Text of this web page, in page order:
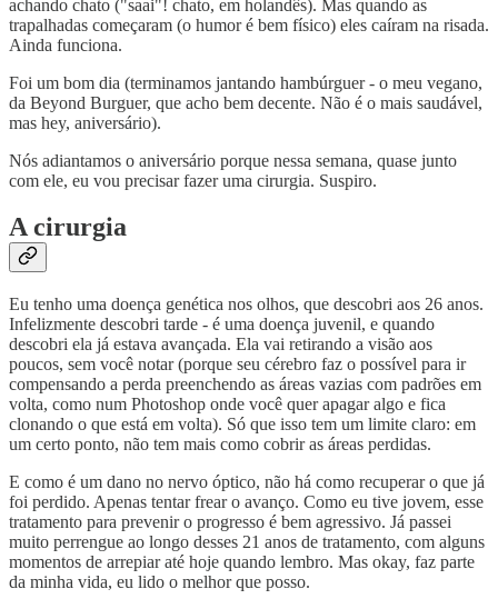
achando chato ("saai"! chato, em holandês). Mas quando as
trapalhadas começaram (o humor é bem físico) eles caíram na risada.
Ainda funciona.
Foi um bom dia (terminamos jantando hambúrguer - o meu vegano,
da Beyond Burguer, que acho bem decente. Não é o mais saudável,
mas hey, aniversário).
Nós adiantamos o aniversário porque nessa semana, quase junto
com ele, eu vou precisar fazer uma cirurgia. Suspiro.
A cirurgia
Eu tenho uma doença genética nos olhos, que descobri aos 26 anos.
Infelizmente descobri tarde - é uma doença juvenil, e quando
descobri ela já estava avançada. Ela vai retirando a visão aos
poucos, sem você notar (porque seu cérebro faz o possível para ir
compensando a perda preenchendo as áreas vazias com padrões em
volta, como num Photoshop onde você quer apagar algo e fica
clonando o que está em volta). Só que isso tem um limite claro: em
um certo ponto, não tem mais como cobrir as áreas perdidas.
E como é um dano no nervo óptico, não há como recuperar o que já
foi perdido. Apenas tentar frear o avanço. Como eu tive jovem, esse
tratamento para prevenir o progresso é bem agressivo. Já passei
muito perrengue ao longo desses 21 anos de tratamento, com alguns
momentos de arrepiar até hoje quando lembro. Mas okay, faz parte
da minha vida, eu lido o melhor que posso.